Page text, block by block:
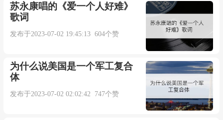
苏永康唱的《爱一个人好难》
歌词
发布于2023-07-02 19:45:13 604个赞
为什么说美国是一个军工复合
体
发布于2023-07-02 02:02:42 747个赞